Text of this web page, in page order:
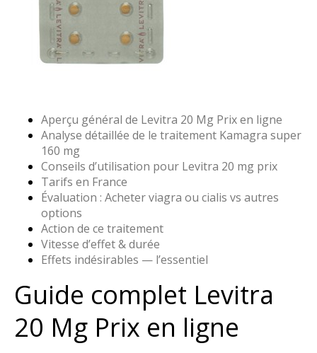
Aperçu général de Levitra 20 Mg Prix en ligne
Analyse détaillée de le traitement Kamagra super
160 mg
Conseils d’utilisation pour Levitra 20 mg prix
Tarifs en France
Évaluation : Acheter viagra ou cialis vs autres
options
Action de ce traitement
Vitesse d’effet & durée
Effets indésirables — l’essentiel
Guide complet Levitra
20 Mg Prix en ligne